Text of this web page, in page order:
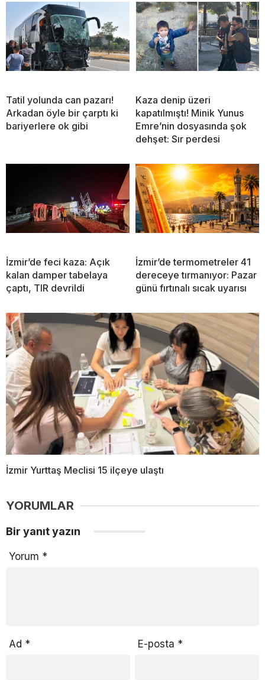
Tatil yolunda can pazarı!
Arkadan öyle bir çarptı ki
bariyerlere ok gibi
Kaza denip üzeri
kapatılmıştı! Minik Yunus
Emre’nin dosyasında şok
dehşet: Sır perdesi
İzmir’de feci kaza: Açık
kalan damper tabelaya
çaptı, TIR devrildi
İzmir’de termometreler 41
dereceye tırmanıyor: Pazar
günü fırtınalı sıcak uyarısı
İzmir Yurttaş Meclisi 15 ilçeye ulaştı
YORUMLAR
Bir yanıt yazın
Yorum *
Ad * E-posta *